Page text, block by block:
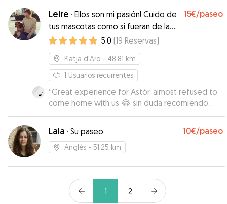
Leire · Ellos son mi pasión! Cuido de
tus mascotas como si fueran de la
familia ❤️
15€/paseo
5.0 (19 Reservas)
Platja d'Aro - 48.81 km
1 Usuarios recurrentes
“Great experience for Astór, almost refused to
come home with us 😂 sin duda recomiendo
Leire”
Laia · Su paseo 10€/paseo
Anglès - 51.25 km
1 2